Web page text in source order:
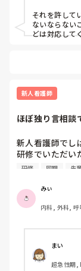
急性期病棟の
1:1の時とは違
後回しにしては
プリセプター
最近面会解除に
「あのクソジジ
ション内ないし
の人が暴言を吐
ていましたか？
それを許して
ないならない
どは対応して
新人看護師
ほぼ独り言相
新人看護師でし
研修でいただい
りたいなと思
に、「同期何
ージ片面印刷で
けでもして頂
今考えると新
なとか思い…
研修 同期 先
みぃ
内科, 外科,
科, 消化器外
まい
超急性期,